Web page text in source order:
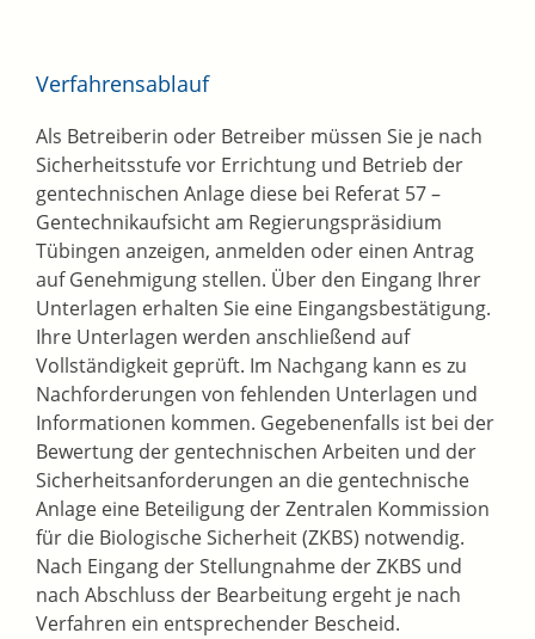
Verfahrensablauf
Als Betreiberin oder Betreiber müssen Sie je nach
Sicherheitsstufe vor Errichtung und Betrieb der
gentechnischen Anlage diese bei Referat 57 –
Gentechnikaufsicht am Regierungspräsidium
Tübingen anzeigen, anmelden oder einen Antrag
auf Genehmigung stellen. Über den Eingang Ihrer
Unterlagen erhalten Sie eine Eingangsbestätigung.
Ihre Unterlagen werden anschließend auf
Vollständigkeit geprüft. Im Nachgang kann es zu
Nachforderungen von fehlenden Unterlagen und
Informationen kommen. Gegebenenfalls ist bei der
Bewertung der gentechnischen Arbeiten und der
Sicherheitsanforderungen an die gentechnische
Anlage eine Beteiligung der Zentralen Kommission
für die Biologische Sicherheit (ZKBS) notwendig.
Nach Eingang der Stellungnahme der ZKBS und
nach Abschluss der Bearbeitung ergeht je nach
Verfahren ein entsprechender Bescheid.